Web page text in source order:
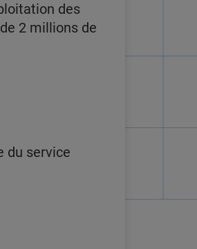
des
2 millions de
du service